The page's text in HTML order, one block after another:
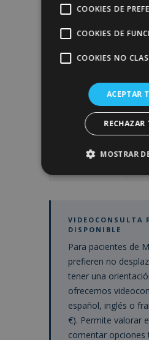
asociados
Coordinación
logística
Si
VIDEOCONSULTA
DISPONIBLE
Para pacientes de
prefieren no
tener una
ofrecemos
español, inglés o
€). Permite valorar
comentar opciones
COOKIES DE
COOKIES DE
COOKIES NO
ACEPTAR
RECHAZAR
MOSTRAR